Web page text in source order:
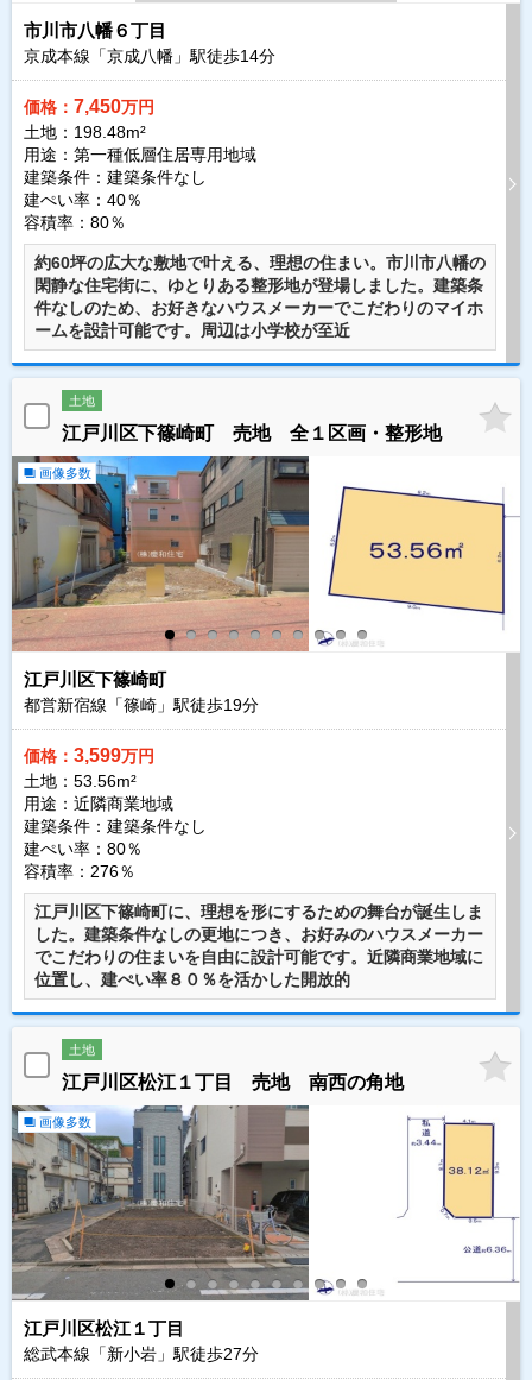
市川市八幡６丁目
京成本線「京成八幡」駅徒歩14分
価格： 7,450万円
土地：198.48m²
用途：第一種低層住居専用地域
建築条件： 建築条件なし
建ぺい率：40％
容積率：80％
約60坪の広大な敷地で叶える、理想の住まい。市川市八幡の
閑静な住宅街に、ゆとりある整形地が登場しました。建築条
件なしのため、お好きなハウスメーカーでこだわりのマイホ
ームを設計可能です。周辺は小学校が至近
土地
江戸川区下篠崎町 売地 全１区画・整形地
画像多数
江戸川区下篠崎町
都営新宿線「篠崎」駅徒歩19分
価格： 3,599万円
土地：53.56m²
用途：近隣商業地域
建築条件： 建築条件なし
建ぺい率：80％
容積率：276％
江戸川区下篠崎町に、理想を形にするための舞台が誕生しま
した。建築条件なしの更地につき、お好みのハウスメーカー
でこだわりの住まいを自由に設計可能です。近隣商業地域に
位置し、建ぺい率８０％を活かした開放的
土地
江戸川区松江１丁目 売地 南西の角地
画像多数
江戸川区松江１丁目
総武本線「新小岩」駅徒歩27分